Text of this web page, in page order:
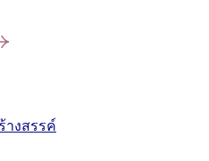
งสรรค์